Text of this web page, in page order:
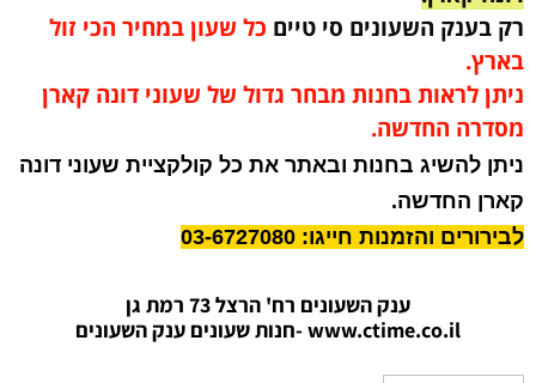
רק בענק השעונים סי טיים כל שעון במחיר הכי זול
בארץ.
ניתן לראות בחנות מבחר גדול של שעוני דונה קארן
מסדרה החדשה.
ניתן להשיג בחנות ובאתר את כל קולקציית שעוני דונה
קארן החדשה.
לבירורים והזמנות חייגו: 03-6727080
ענק השעונים רח' הרצל 73 רמת גן
www.ctime.co.il-חנות שעונים ענק השעונים